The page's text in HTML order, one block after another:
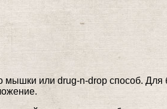
мышки или drug-n-drop способ.